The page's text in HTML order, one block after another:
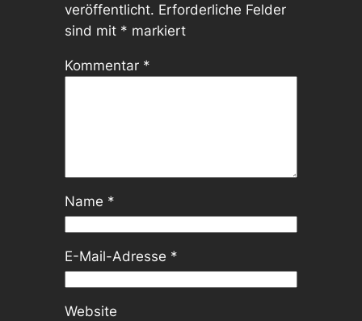
veröffentlicht. Erforderliche Felder
sind mit * markiert
Kommentar *
Name *
E-Mail-Adresse *
Website